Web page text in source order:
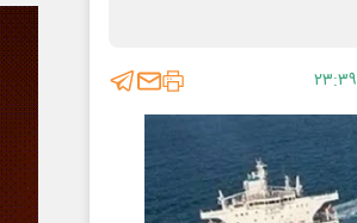
۲۳:۳۹